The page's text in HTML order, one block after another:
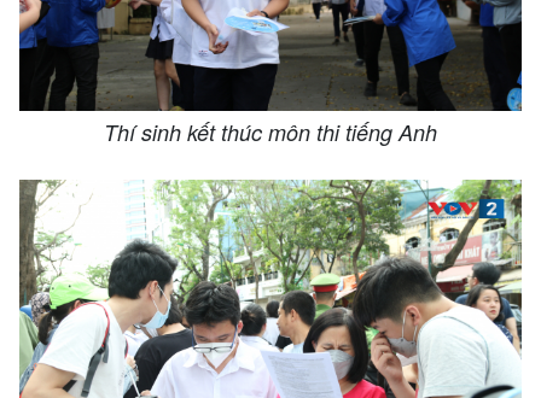
Thí sinh kết thúc môn thi tiếng Anh